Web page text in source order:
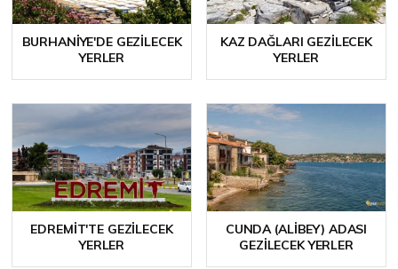
BURHANIYE'DE GEZILECEK
YERLER
KAZ DAĞLARI GEZILECEK
YERLER
EDREMIT'TE GEZILECEK
YERLER
CUNDA (ALIBEY) ADASI
GEZILECEK YERLER